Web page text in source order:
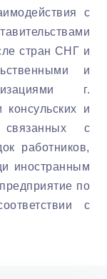
с
стран СНГ и
и
г.
и
связанных с
работников,
иностранным
по
с